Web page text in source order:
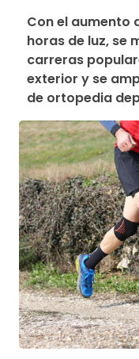
Con el aumento
horas de luz, se
carreras
exterior y se
de ortopedia